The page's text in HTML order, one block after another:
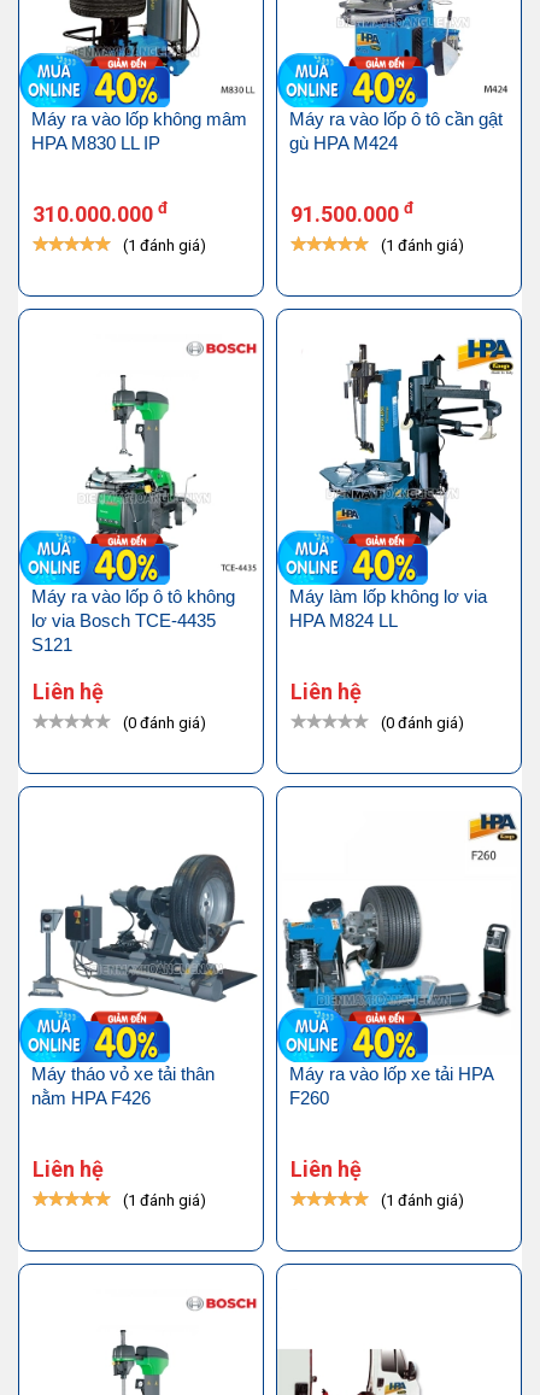
Máy ra vào lốp không mâm
HPA M830 LL IP
310.000.000 đ
(1 đánh giá)
Máy ra vào lốp ô tô cần gật
gù HPA M424
91.500.000 đ
(1 đánh giá)
Máy ra vào lốp ô tô không
lơ via Bosch TCE-4435
S121
Liên hệ
(0 đánh giá)
Máy làm lốp không lơ via
HPA M824 LL
Liên hệ
(0 đánh giá)
Máy tháo vỏ xe tải thân
nằm HPA F426
Liên hệ
(1 đánh giá)
Máy ra vào lốp xe tải HPA
F260
Liên hệ
(1 đánh giá)